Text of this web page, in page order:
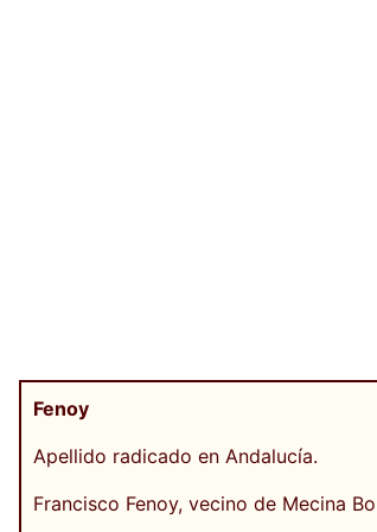
Fenoy
Apellido radicado en Andalucía.
Francisco Fenoy, vecino de Mecina